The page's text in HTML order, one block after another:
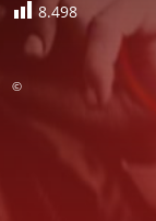
8.498
©